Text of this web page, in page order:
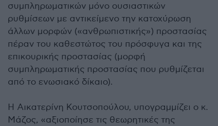
συμπληρωματικών μόνο ουσιαστικών
ρυθμίσεων με αντικείμενο την κατοχύρωση
άλλων μορφών («ανθρωπιστικής») προστασίας
πέραν του καθεστώτος του πρόσφυγα και της
επικουρικής προστασίας (μορφή
συμπληρωματικής προστασίας που ρυθμίζεται
από το ενωσιακό δίκαιο).
Η Αικατερίνη Κουτσοπούλου, υπογραμμίζει ο κ.
Μάζος, «αξιοποίησε τις θεωρητικές της